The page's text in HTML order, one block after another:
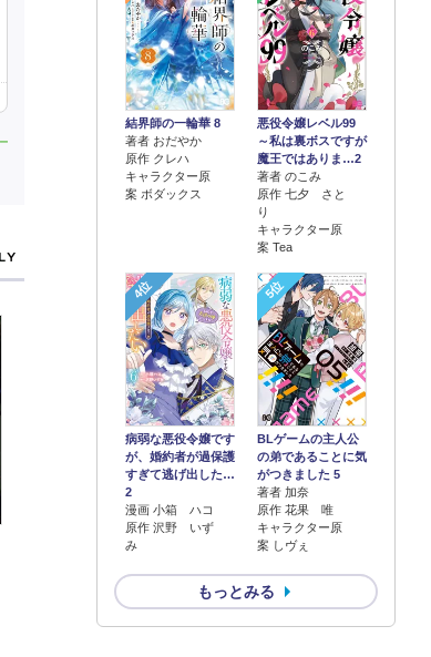
結界師の一輪華 8
著者 おだやか
原作 クレハ
キャラクター原
案 ボダックス
悪役令嬢レベル99
～私は裏ボスですが
魔王ではありま…2
著者 のこみ
原作 七夕 さと
り
キャラクター原
案 Tea
4位
病弱な悪役令嬢です
が、婚約者が過保護
すぎて逃げ出した…
2
漫画 小箱 ハコ
原作 沢野 いず
み
5位
BLゲームの主人公
の弟であることに気
がつきました 5
著者 加奈
原作 花果 唯
キャラクター原
案 しヴぇ
もっとみる